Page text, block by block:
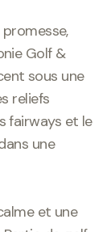
Golf &
sous une
reliefs
fairways et le
une
et une